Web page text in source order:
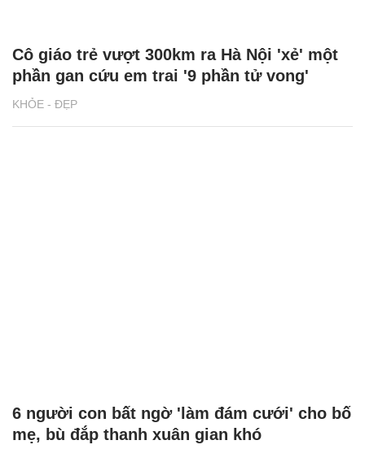
KHỎE - ĐẸP
Cô giáo trẻ vượt 300km ra Hà Nội 'xẻ' một
phần gan cứu em trai '9 phần tử vong'
6 người con bất ngờ 'làm đám cưới' cho bố
mẹ, bù đắp thanh xuân gian khó